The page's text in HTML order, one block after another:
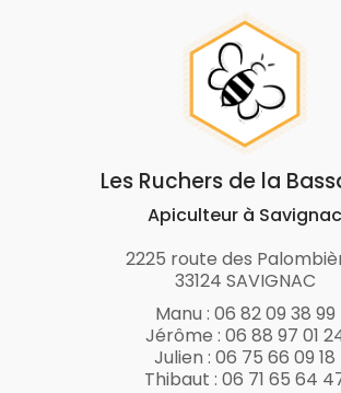
Les Ruchers de la
Apiculteur à Savignac
2225 route des
33124 SAVIGNAC
Manu : 06 82 09 38 99
Jérôme : 06 88 97 01
Julien : 06 75 66 09 18
Thibaut : 06 71 65 64